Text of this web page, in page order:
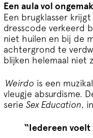
Een aula vol ongemak
Een brugklasser
dresscode verkeerd
niet huilen en bij de
achtergrond te
blijken helemaal niet
Weirdo is een
vleugje absurdisme.
serie Sex Education,
“Iedereen voelt